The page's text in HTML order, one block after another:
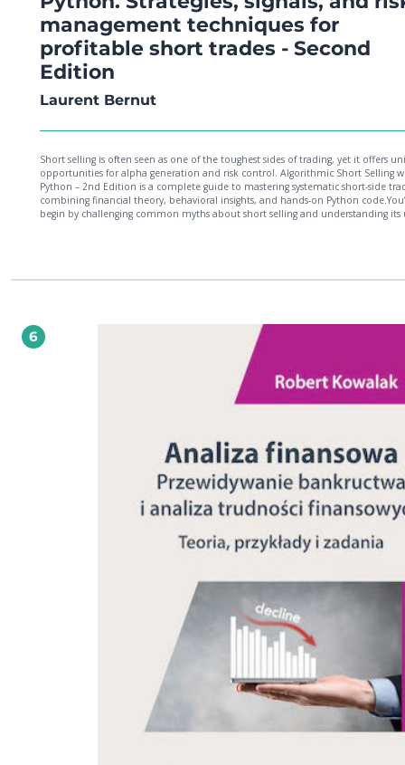
management techniques for
profitable short trades - Second
Edition
Laurent Bernut
Short selling is often seen as one of the toughest sides of trading, yet it offers
opportunities for alpha generation and risk control. Algorithmic Short Selling
Python – 2nd Edition is a complete guide to mastering systematic short-side
combining financial theory, behavioral insights, and hands-on Python
begin by challenging common myths about short selling and understanding its
portfolio construction, sector and factor exposures, mandate design, and
this edition provides a practical, end-to-end framework for systematic short
the end, you’ll be able to design, test, and implement robust short-selling
manage risk effectively, and enhance portfolio performance across market
6